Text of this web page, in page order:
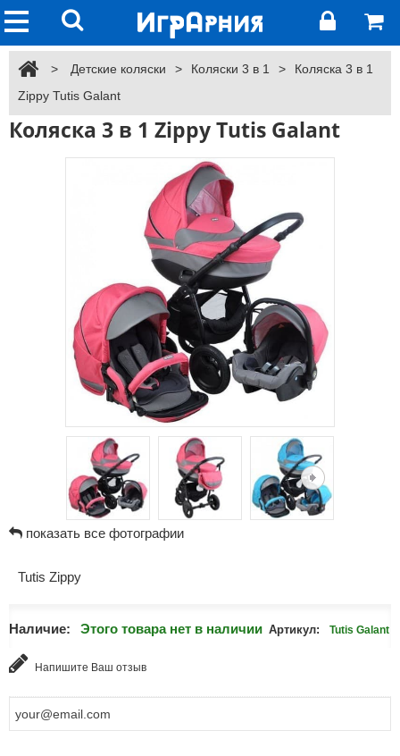
> Детские коляски > Коляски 3 в 1 >
Коляска 3 в 1
Zippy Tutis Galant
Коляска 3 в 1 Zippy Tutis Galant
показать все фотографии
Tutis Zippy
Наличие: Этого товара нет в наличии Артикул: Tutis Galant
Напишите Ваш отзыв